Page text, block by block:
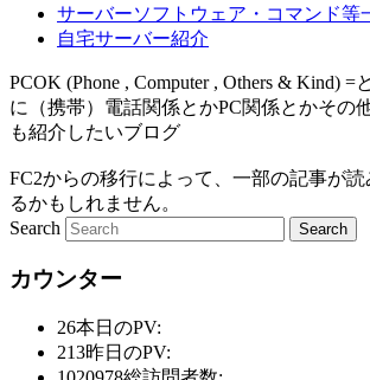
サーバーソフトウェア・コマンド等
自宅サーバー紹介
PCOK (Phone , Computer , Others & Kind) =
に（携帯）電話関係とかPC関係とかその
も紹介したいブログ
FC2からの移行によって、一部の記事が
るかもしれません。
Search
カウンター
26本日のPV:
213昨日のPV: